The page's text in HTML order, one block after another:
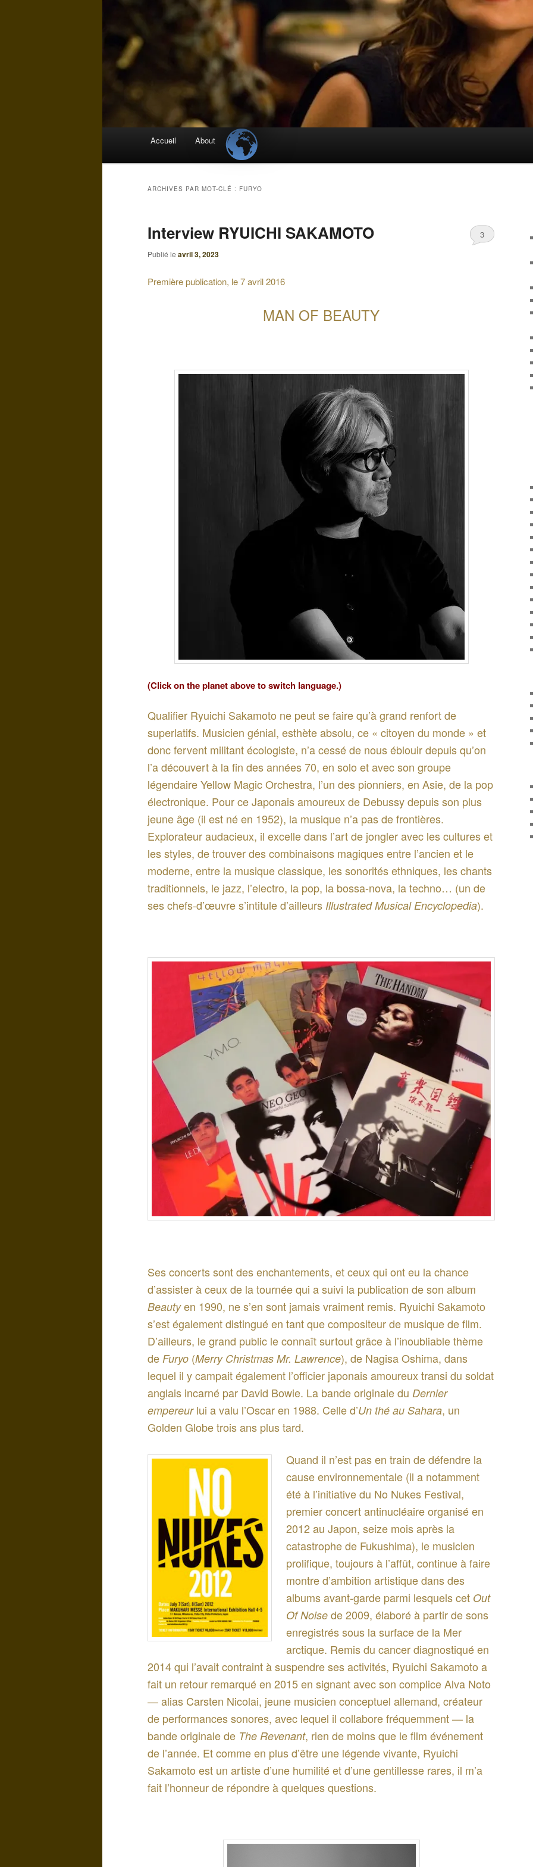
Accueil About
ARCHIVES PAR MOT-CLÉ : FURYO
Interview RYUICHI SAKAMOTO
Publié le avril 3, 2023
3
Première publication, le 7 avril 2016
MAN OF BEAUTY
(Click on the planet above to switch language.)
Qualifier Ryuichi Sakamoto ne peut se faire qu’à grand renfort de
superlatifs. Musicien génial, esthète absolu, ce « citoyen du monde » et
donc fervent militant écologiste, n’a cessé de nous éblouir depuis qu’on
l’a découvert à la fin des années 70, en solo et avec son groupe
légendaire Yellow Magic Orchestra, l’un des pionniers, en Asie, de la pop
électronique. Pour ce Japonais amoureux de Debussy depuis son plus
jeune âge (il est né en 1952), la musique n’a pas de frontières.
Explorateur audacieux, il excelle dans l’art de jongler avec les cultures et
les styles, de trouver des combinaisons magiques entre l’ancien et le
moderne, entre la musique classique, les sonorités ethniques, les chants
traditionnels, le jazz, l’electro, la pop, la bossa-nova, la techno… (un de
ses chefs-d’œuvre s’intitule d’ailleurs Illustrated Musical Encyclopedia).
Ses concerts sont des enchantements, et ceux qui ont eu la chance
d’assister à ceux de la tournée qui a suivi la publication de son album
Beautyen 1990, ne s’en sont jamais vraiment remis. Ryuichi Sakamoto
s’est également distingué en tant que compositeur de musique de film.
D’ailleurs, le grand public le connaît surtout grâce à l’inoubliable thème
de Furyo (Merry Christmas Mr. Lawrence), de Nagisa Oshima, dans
lequel il y campait également l’officier japonais amoureux transi du soldat
anglais incarné par David Bowie. La bande originale du Dernier
empereurlui a valu l’Oscar en 1988. Celle d’Un thé au Sahara, un
Golden Globe trois ans plus tard.
Quand il n’est pas en train de défendre la
cause environnementale (il a notamment
été à l’initiative du No Nukes Festival,
premier concert antinucléaire organisé en
2012 au Japon, seize mois après la
catastrophe de Fukushima), le musicien
prolifique, toujours à l’affût, continue à faire
montre d’ambition artistique dans des
albums avant-garde parmi lesquels cet Out
Of Noisede 2009, élaboré à partir de sons
enregistrés sous la surface de la Mer
arctique. Remis du cancer diagnostiqué en
2014 qui l’avait contraint à suspendre ses activités, Ryuichi Sakamoto a
fait un retour remarqué en 2015 en signant avec son complice Alva Noto
— alias Carsten Nicolai, jeune musicien conceptuel allemand, créateur
de performances sonores, avec lequel il collabore fréquemment — la
bande originale de The Revenant, rien de moins que le film événement
de l’année. Et comme en plus d’être une légende vivante, Ryuichi
Sakamoto est un artiste d’une humilité et d’une gentillesse rares, il m’a
fait l’honneur de répondre à quelques questions.